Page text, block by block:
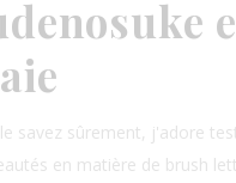
savez sûrement, j'adore
en matière de brush